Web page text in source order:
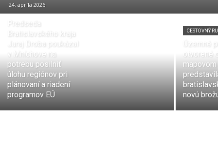
24. apríla 2026
Predseda
Bratislavského kraja
Juraj Droba poukázal
v Mníchove na
potrebu posilniť
úlohu regiónov pri
plánovaní a riadení
programov EÚ
CESTOVNÝ
Územné
otvorené
novú